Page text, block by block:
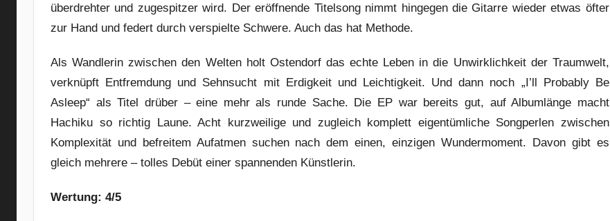
überdrehter und zugespitzer wird. Der eröffnende Titelsong nimmt hingegen die Gitarre wieder etwas öfter
zur Hand und federt durch verspielte Schwere. Auch das hat Methode.
Als Wandlerin zwischen den Welten holt Ostendorf das echte Leben in die Unwirklichkeit der Traumwelt,
verknüpft Entfremdung und Sehnsucht mit Erdigkeit und Leichtigkeit. Und dann noch „I’ll Probably Be
Asleep“ als Titel drüber – eine mehr als runde Sache. Die EP war bereits gut, auf Albumlänge macht
Hachiku so richtig Laune. Acht kurzweilige und zugleich komplett eigentümliche Songperlen zwischen
Komplexität und befreitem Aufatmen suchen nach dem einen, einzigen Wundermoment. Davon gibt es
gleich mehrere – tolles Debüt einer spannenden Künstlerin.
Wertung: 4/5